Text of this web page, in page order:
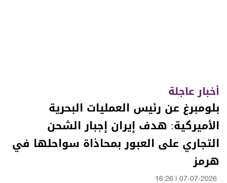
أخبار عاجلة
بلومبرغ عن رئيس العمليات البحرية
الأميركية: هدف إيران إجبار الشحن
التجاري على العبور بمحاذاة سواحلها في
هرمز
07-07-2026
16:26